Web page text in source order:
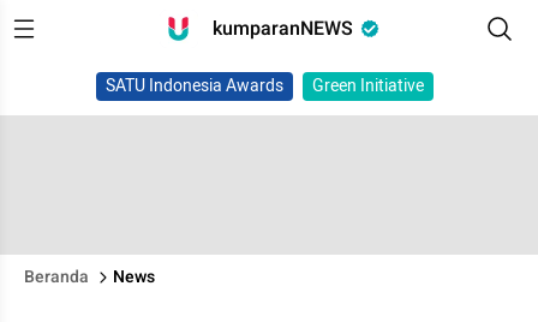
kumparanNEWS
SATU Indonesia Awards Green Initiative
Beranda News